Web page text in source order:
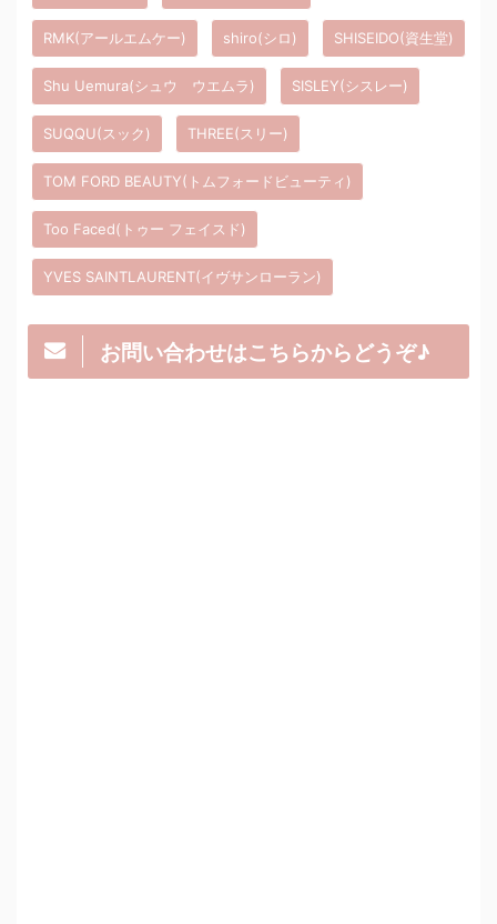
RMK(アールエムケー) shiro(シロ) SHISEIDO(資生堂)
Shu Uemura(シュウ ウエムラ) SISLEY(シスレー)
SUQQU(スック) THREE(スリー)
TOM FORD BEAUTY(トムフォードビューティ)
Too Faced(トゥー フェイスド)
YVES SAINTLAURENT(イヴサンローラン)
お問い合わせはこちらからどうぞ♪